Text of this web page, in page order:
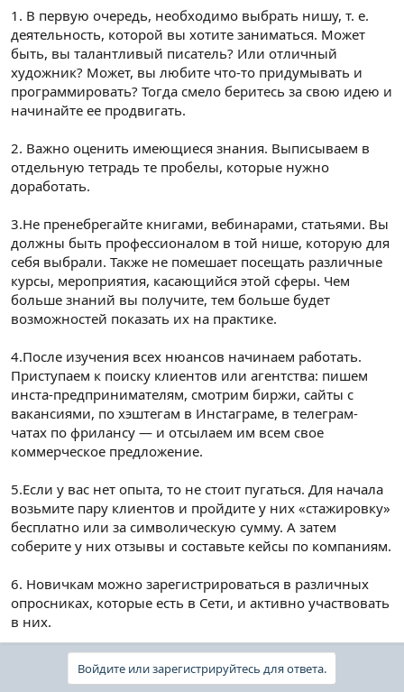
а
1. В первую очередь, необходимо выбрать нишу, т. е.
деятельность, которой вы хотите заниматься. Может
быть, вы талантливый писатель? Или отличный
художник? Может, вы любите что-то придумывать и
программировать? Тогда смело беритесь за свою идею и
начинайте ее продвигать.
2. Важно оценить имеющиеся знания. Выписываем в
отдельную тетрадь те пробелы, которые нужно
доработать.
3.Не пренебрегайте книгами, вебинарами, статьями. Вы
должны быть профессионалом в той нише, которую для
себя выбрали. Также не помешает посещать различные
курсы, мероприятия, касающийся этой сферы. Чем
больше знаний вы получите, тем больше будет
возможностей показать их на практике.
4.После изучения всех нюансов начинаем работать.
Приступаем к поиску клиентов или агентства: пишем
инста-предпринимателям, смотрим биржи, сайты с
вакансиями, по хэштегам в Инстаграме, в телеграм-
чатах по фрилансу — и отсылаем им всем свое
коммерческое предложение.
5.Если у вас нет опыта, то не стоит пугаться. Для начала
возьмите пару клиентов и пройдите у них «стажировку»
бесплатно или за символическую сумму. А затем
соберите у них отзывы и составьте кейсы по компаниям.
6. Новичкам можно зарегистрироваться в различных
опросниках, которые есть в Сети, и активно участвовать
в них.
Войдите или зарегистрируйтесь для ответа.